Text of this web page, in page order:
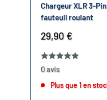
Chargeur XLR 3-
fauteuil roulant
Prix
réduit
29,90 €
0 avis
Plus que 1 en